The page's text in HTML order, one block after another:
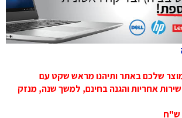
שלכם באתר ותיהנו מראש שקט עם
Perfect Warranty שירות אחריות והגנה בחינם, למשך שנה, מנזק